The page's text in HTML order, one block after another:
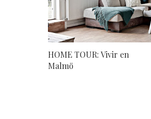
HOME TOUR: Vivir en
Malmö